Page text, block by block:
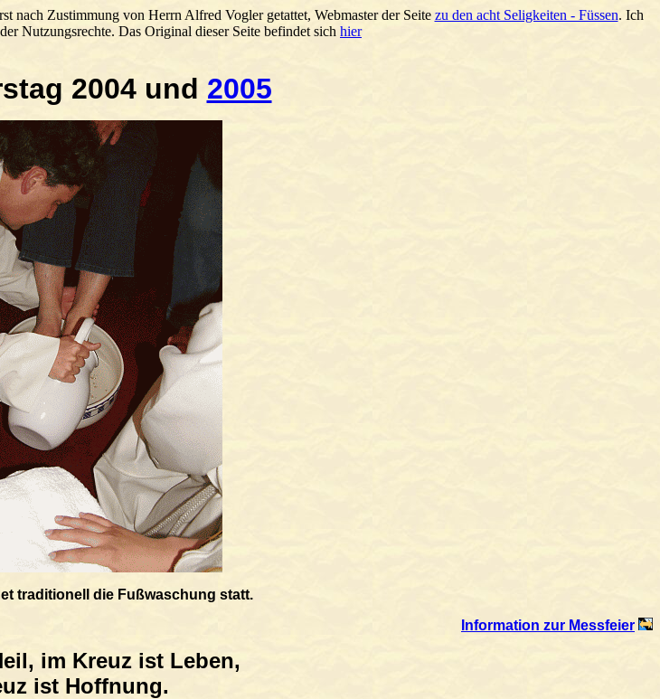
nach Zustimmung von Herrn Alfred Vogler getattet, Webmaster der Seite zu den acht Seligkeiten - Füssen. Ich
Nutzungsrechte. Das Original dieser Seite befindet sich hier
2004 und 2005
traditionell die Fußwaschung statt.
Information zur Messfeier
im Kreuz ist Leben,
ist Hoffnung.